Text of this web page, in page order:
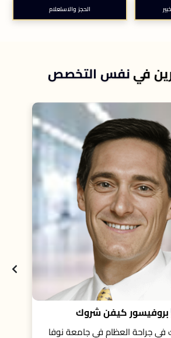
الحجز والاستعلام
في نفس التخصص
الدكتور سعيد جوتو عثمان
العظام في معهد تنظيرالعمود الفقري